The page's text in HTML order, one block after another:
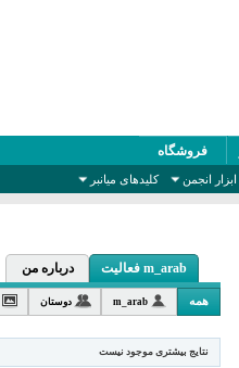
ابزار انجمن کلیدهای میانبر
فروشگاه
m_arab فعالیت درباره من
همه m_arab دوستان
نتایج بیشتری موجود نیست